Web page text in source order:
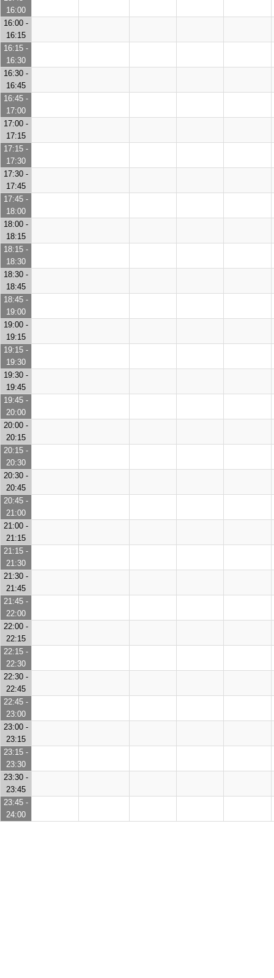
16:00
16:00 -
16:15
16:15 -
16:30
16:30 -
16:45
16:45 -
17:00
17:00 -
17:15
17:15 -
17:30
17:30 -
17:45
17:45 -
18:00
18:00 -
18:15
18:15 -
18:30
18:30 -
18:45
18:45 -
19:00
19:00 -
19:15
19:15 -
19:30
19:30 -
19:45
19:45 -
20:00
20:00 -
20:15
20:15 -
20:30
20:30 -
20:45
20:45 -
21:00
21:00 -
21:15
21:15 -
21:30
21:30 -
21:45
21:45 -
22:00
22:00 -
22:15
22:15 -
22:30
22:30 -
22:45
22:45 -
23:00
23:00 -
23:15
23:15 -
23:30
23:30 -
23:45
23:45 -
24:00